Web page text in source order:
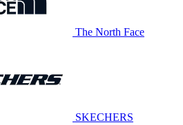
The North Face
SKECHERS